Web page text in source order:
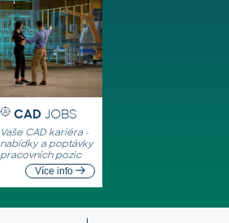
CAD JOBS
Vaše CAD kariéra -
nabídky a poptávky
pracovních pozic
Více info